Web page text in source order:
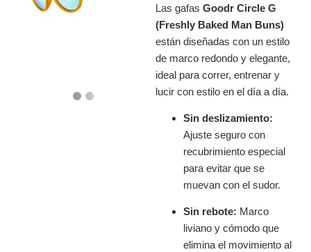
Las gafas Goodr Circle G
(Freshly Baked Man Buns)
están diseñadas con un estilo
de marco redondo y elegante,
ideal para correr, entrenar y
lucir con estilo en el día a día.
Sin deslizamiento:
Ajuste seguro con
recubrimiento especial
para evitar que se
muevan con el sudor.
Sin rebote: Marco
liviano y cómodo que
elimina el movimiento al